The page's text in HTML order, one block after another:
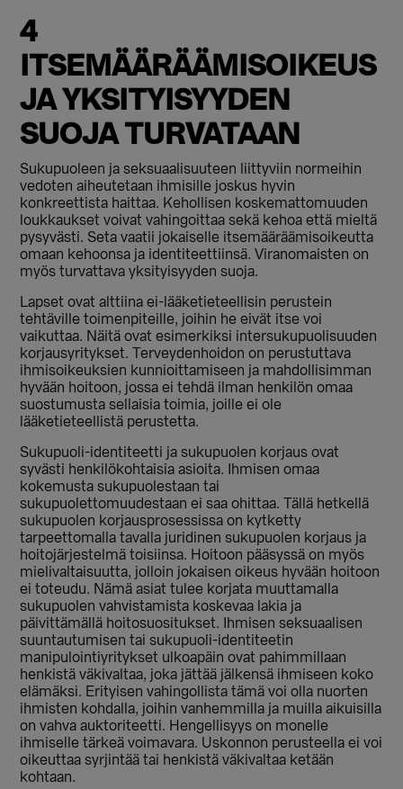
4
ITSEMÄÄRÄÄMISOIKEUS
JA YKSITYISYYDEN
SUOJA TURVATAAN
Sukupuoleen ja seksuaalisuuteen liittyviin normeihin
vedoten aiheutetaan ihmisille joskus hyvin
konkreettista haittaa. Kehollisen koskemattomuuden
loukkaukset voivat vahingoittaa sekä kehoa että mieltä
pysyvästi. Seta vaatii jokaiselle itsemääräämisoikeutta
omaan kehoonsa ja identiteettiinsä. Viranomaisten on
myös turvattava yksityisyyden suoja.
Lapset ovat alttiina ei-lääketieteellisin perustein
tehtäville toimenpiteille, joihin he eivät itse voi
vaikuttaa. Näitä ovat esimerkiksi intersukupuolisuuden
korjausyritykset. Terveydenhoidon on perustuttava
ihmisoikeuksien kunnioittamiseen ja mahdollisimman
hyvään hoitoon, jossa ei tehdä ilman henkilön omaa
suostumusta sellaisia toimia, joille ei ole
lääketieteellistä perustetta.
Sukupuoli-identiteetti ja sukupuolen korjaus ovat
syvästi henkilökohtaisia asioita. Ihmisen omaa
kokemusta sukupuolestaan tai
sukupuolettomuudestaan ei saa ohittaa. Tällä hetkellä
sukupuolen korjausprosessissa on kytketty
tarpeettomalla tavalla juridinen sukupuolen korjaus ja
hoitojärjestelmä toisiinsa. Hoitoon pääsyssä on myös
mielivaltaisuutta, jolloin jokaisen oikeus hyvään hoitoon
ei toteudu. Nämä asiat tulee korjata muuttamalla
sukupuolen vahvistamista koskevaa lakia ja
päivittämällä hoitosuositukset. Ihmisen seksuaalisen
suuntautumisen tai sukupuoli-identiteetin
manipulointiyritykset ulkoapäin ovat pahimmillaan
henkistä väkivaltaa, joka jättää jälkensä ihmiseen koko
elämäksi. Erityisen vahingollista tämä voi olla nuorten
ihmisten kohdalla, joihin vanhemmilla ja muilla aikuisilla
on vahva auktoriteetti. Hengellisyys on monelle
ihmiselle tärkeä voimavara. Uskonnon perusteella ei voi
oikeuttaa syrjintää tai henkistä väkivaltaa ketään
kohtaan.